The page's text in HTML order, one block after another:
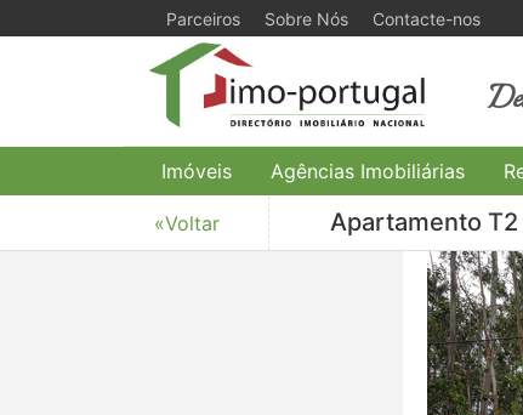
Parceiros Sobre Nós Contacte-nos
Imóveis Agências Imobiliárias
«Voltar Apartamento